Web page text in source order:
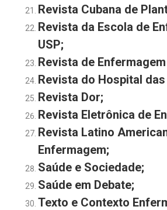
Revista Cubana de
Revista da Escola de
USP;
Revista de
Revista do Hospital
Revista Dor;
Revista Eletrônica de
Revista Latino
Enfermagem;
Saúde e Sociedade;
Saúde em Debate;
Texto e Contexto